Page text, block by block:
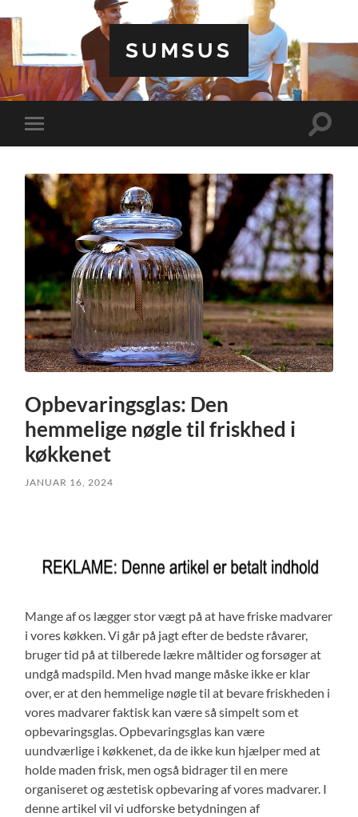
SUMSUS
Toggle
mobile
Toggle
Opbevaringsglas: Den
hemmelige nøgle til friskhed i
køkkenet
JANUAR 16, 2024
Mange af os lægger stor vægt på at have friske madvarer
i vores køkken. Vi går på jagt efter de bedste råvarer,
bruger tid på at tilberede lækre måltider og forsøger at
undgå madspild. Men hvad mange måske ikke er klar
over, er at den hemmelige nøgle til at bevare friskheden i
vores madvarer faktisk kan være så simpelt som et
opbevaringsglas. Opbevaringsglas kan være
uundværlige i køkkenet, da de ikke kun hjælper med at
holde maden frisk, men også bidrager til en mere
organiseret og æstetisk opbevaring af vores madvarer. I
denne artikel vil vi udforske betydningen af ​​